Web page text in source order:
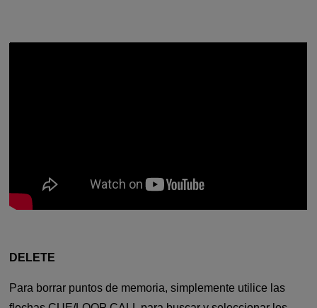
DELETE
Para borrar puntos de memoria, simplemente utilice las